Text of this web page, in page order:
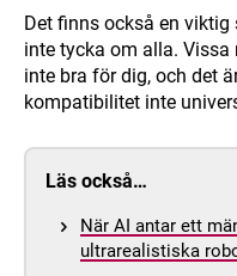
Det finns också en
inte tycka om alla.
inte bra för dig, och det
kompatibilitet inte
Läs också…
När AI antar ett
ultrarealistiska